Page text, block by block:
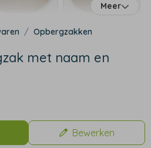
Meer
Opbergzakken
met naam en
Bewerken